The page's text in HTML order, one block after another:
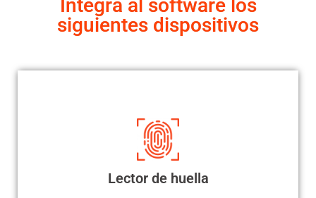
Integra al software los
siguientes dispositivos
Lector de huella
Enrolamiento de huella
El visitante se acerca a la recepción y enrola su